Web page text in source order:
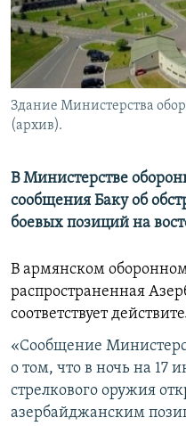
Հայերեն
English
Русский
Здание Министерства
(архив).
В Министерстве
сообщения Баку об
боевых позиций на
В армянском
распространенная
соответствует
«Сообщение
о том, что в ночь на 17
стрелкового оружия
азербайджанским